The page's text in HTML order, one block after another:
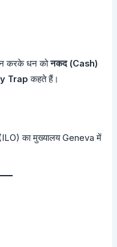
न करके धन कोनकद (Cash)
Trap कहते हैं।
का मुख्यालय Geneva में